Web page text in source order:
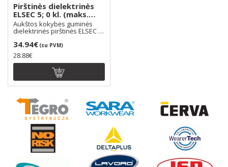
Pirštinės dielektrinės
ELSEC 5; 0 kl. (maks.
1000V)
Aukštos kokybės guminės
dielektrinės pirštinės ELSEC 5,
34.94€ (su PVM)
28.88€